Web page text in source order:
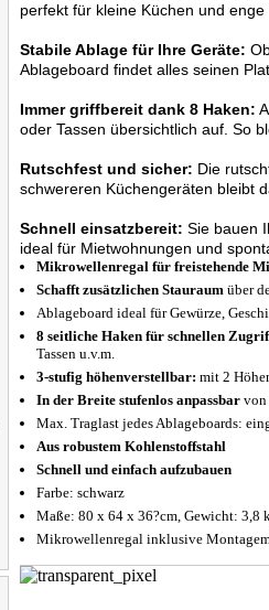
perfekt für kleine Küchen und enge
Stabile Ablage für Ihre Geräte:
Ablageboard findet alles seinen
Immer griffbereit dank 8 Haken:
oder Tassen übersichtlich auf. So
Rutschfest und sicher: Die
schwereren Küchengeräten bleibt
Schnell einsatzbereit: Sie bauen
ideal für Mietwohnungen und
Mikrowellenregal für freistehende
Schafft zusätzlichen Stauraum über
Ablageboard ideal für Gewürze,
8 seitliche Haken für schnellen
Tassen u.v.m.
3-stufig höhenverstellbar: mit 2
In der Breite stufenlos anpassbar von
Max. Traglast jedes Ablageboards:
Aus robustem Kohlenstoffstahl
Schnell und einfach aufzubauen
Farbe: schwarz
Maße: 80 x 64 x 36?cm, Gewicht: 3,8
Mikrowellenregal inklusive